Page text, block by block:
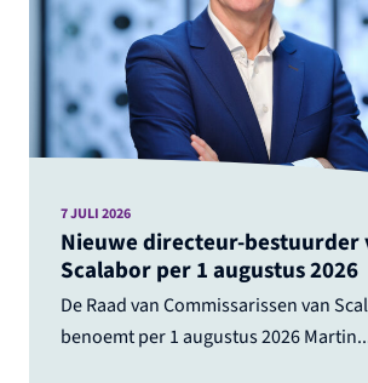
Nieuwe directeur-bestuurder
Scalabor per 1 augustus 2026
De Raad van Commissarissen van
benoemt per 1 augustus 2026
7 JULI 2026